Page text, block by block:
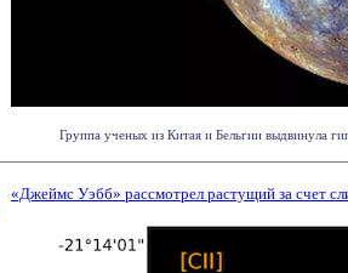
Группа ученых из Китая и Бельгии выдвинула
«Джеймс Уэбб» рассмотрел растущий за счет